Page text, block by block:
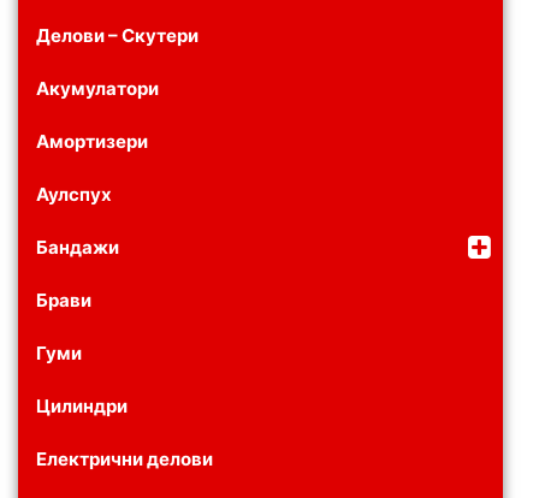
Делови – Скутери
Акумулатори
Амортизери
Аулспух
Бандажи
Брави
Гуми
Цилиндри
Електрични делови